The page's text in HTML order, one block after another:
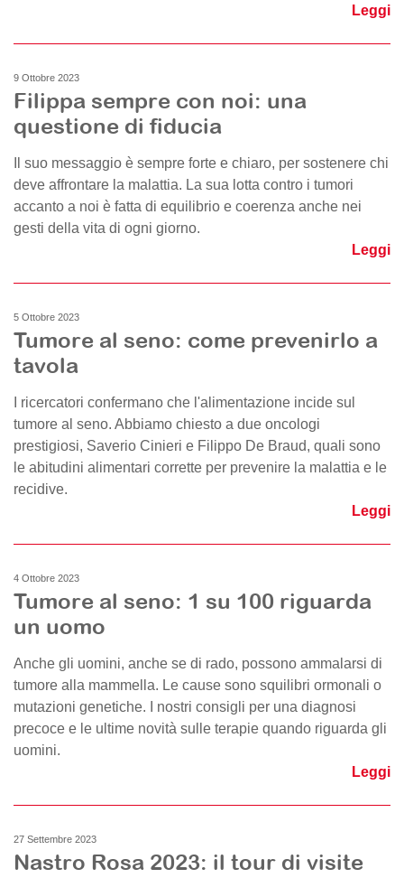
Leggi
9 Ottobre 2023
Filippa sempre con noi: una
questione di fiducia
Il suo messaggio è sempre forte e chiaro, per sostenere chi
deve affrontare la malattia. La sua lotta contro i tumori
accanto a noi è fatta di equilibrio e coerenza anche nei
gesti della vita di ogni giorno.
Leggi
5 Ottobre 2023
Tumore al seno: come prevenirlo a
tavola
I ricercatori confermano che l'alimentazione incide sul
tumore al seno. Abbiamo chiesto a due oncologi
prestigiosi, Saverio Cinieri e Filippo De Braud, quali sono
le abitudini alimentari corrette per prevenire la malattia e le
recidive.
Leggi
4 Ottobre 2023
Tumore al seno: 1 su 100 riguarda
un uomo
Anche gli uomini, anche se di rado, possono ammalarsi di
tumore alla mammella. Le cause sono squilibri ormonali o
mutazioni genetiche. I nostri consigli per una diagnosi
precoce e le ultime novità sulle terapie quando riguarda gli
uomini.
Leggi
27 Settembre 2023
Nastro Rosa 2023: il tour di visite